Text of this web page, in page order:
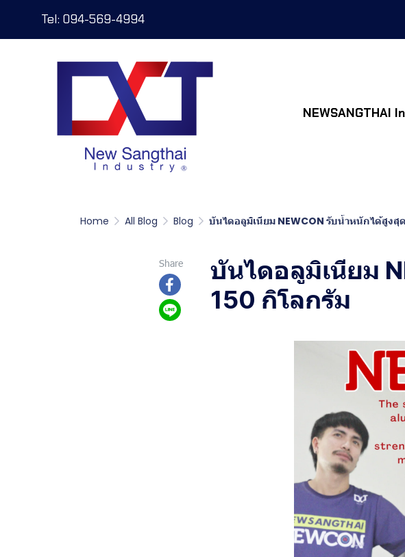
Tel: 094-569-4994
NEWSANGTHAI
Home All Blog Blog บันไดอลูมิเนียม NEWCON รับน้ำหนักได้สูงสุ
Share
บันไดอลูมิเนียม
150 กิโลกรัม